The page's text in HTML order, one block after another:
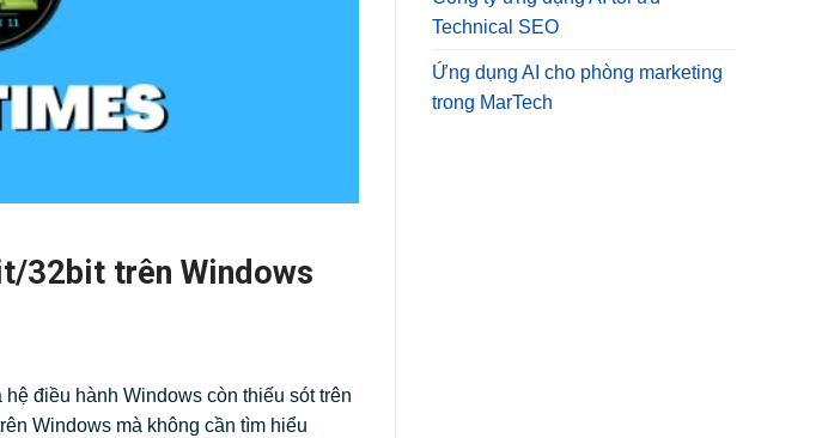
32bit trên Windows
điều hành Windows còn thiếu sót trên
Windows mà không cần tìm hiểu
Technical SEO
Ứng dụng AI cho phòng marketing
trong MarTech